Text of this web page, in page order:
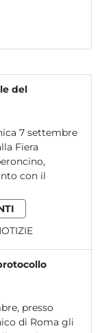
del
7 settembre
Fiera
con il
presso
di Roma gli